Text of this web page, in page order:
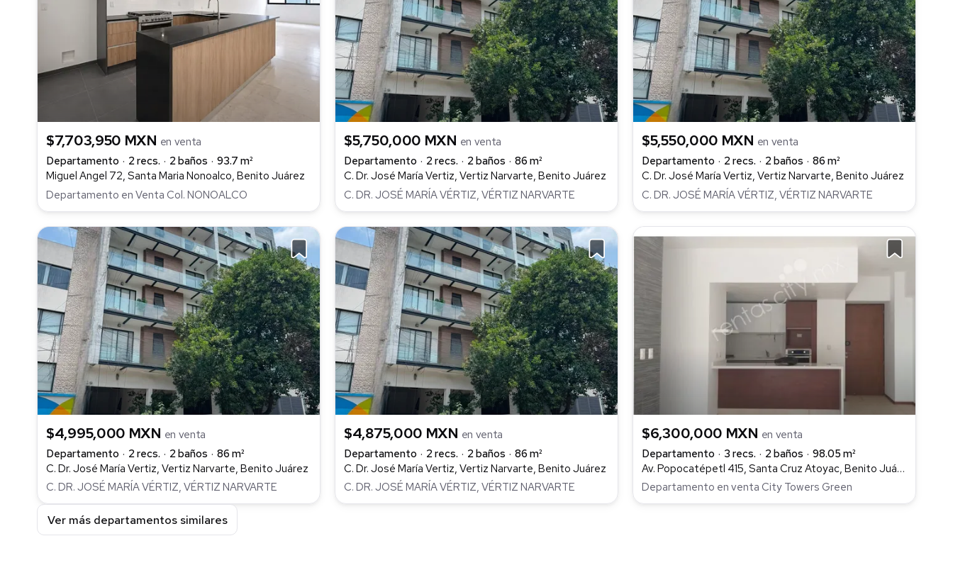
$7,703,950 MXN en venta
Departamento
2 recs. 2 baños
93.7 m²
Miguel Angel 72, Santa Maria Nonoalco, Benito Juárez
Departamento en Venta Col. NONOALCO
$5,750,000 MXN en venta
Departamento
2 recs. 2 baños
86 m²
C. Dr. José María Vertiz, Vertiz Narvarte, Benito Juárez
C. DR. JOSÉ MARÍA VÉRTIZ, VÉRTIZ NARVARTE
$5,550,000 MXN en venta
Departamento
2 recs. 2 baños
86 m²
C. Dr. José María Vertiz, Vertiz Narvarte, Benito Juárez
C. DR. JOSÉ MARÍA VÉRTIZ, VÉRTIZ NARVARTE
$4,995,000 MXN en venta
Departamento
2 recs. 2 baños
86 m²
C. Dr. José María Vertiz, Vertiz Narvarte, Benito Juárez
C. DR. JOSÉ MARÍA VÉRTIZ, VÉRTIZ NARVARTE
$4,875,000 MXN en venta
Departamento
2 recs. 2 baños
86 m²
C. Dr. José María Vertiz, Vertiz Narvarte, Benito Juárez
C. DR. JOSÉ MARÍA VÉRTIZ, VÉRTIZ NARVARTE
$6,300,000 MXN en venta
Departamento
3 recs. 2 baños
98.05 m²
Av. Popocatépetl 415, Santa Cruz Atoyac, Benito Juárez
Departamento en venta City Towers Green
Ver más departamentos similares